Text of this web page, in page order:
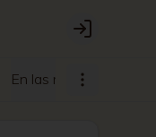
Login
En las rocas